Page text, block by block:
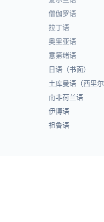
僧伽罗语
拉丁语
奥里亚语
意第绪语
日语（书面）
土库曼语（西里尔
南非荷兰语
伊博语
祖鲁语